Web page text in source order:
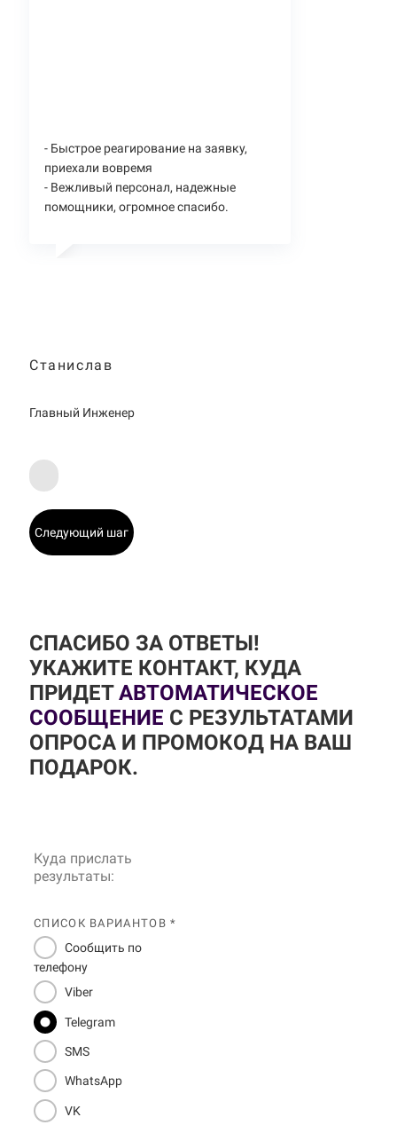
- Быстрое реагирование на заявку,
приехали вовремя
- Вежливый персонал, надежные
помощники, огромное спасибо.
Станислав
Главный Инженер
Следующий шаг
СПАСИБО ЗА ОТВЕТЫ!
УКАЖИТЕ КОНТАКТ, КУДА
ПРИДЕТАВТОМАТИЧЕСКОЕ
СООБЩЕНИЕ С РЕЗУЛЬТАТАМИ
ОПРОСА И ПРОМОКОД НА ВАШ
ПОДАРОК.
Куда прислать
результаты:
СПИСОК ВАРИАНТОВ *
Сообщить по
телефону
Viber
Telegram
SMS
WhatsApp
VK